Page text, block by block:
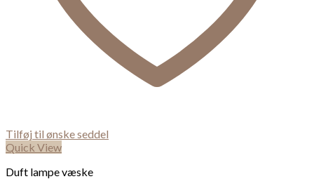
Tilføj til ønske seddel
Quick View
Duft lampe væske